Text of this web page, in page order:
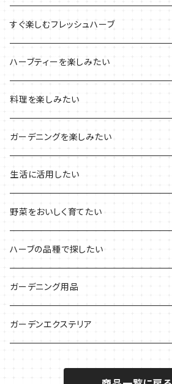
ブリキプランターの栽培キット
木製プランターの栽培キット
プラ製プランターの栽培キット
その他のプランターの栽培キット
おすすめの寄せ植え
2022年のお正月
2022年の母の日
2021年の敬老の日
2021年のハロウィン
2021年のクリスマス
すぐ楽しむフレッシュハーブ
ハーブミックス
ハーブブーケ
フレッシュハーブ
ハーブティーを楽しみたい
ハーブティーの定番ハーブ
リラックスしたい時に
シャキッとしたい時に
デトックスに
気分で香りを楽しみたい
料理を楽しみたい
料理の定番ハーブ
イタリア料理に
魚料理に
BBQ・肉料理に
サラダに使いたい
秋植えで料理に
ガーデニングを楽しみたい
花を楽しみたい
カラーリーフ
ハーブガーデンづくりに
夏のハーブガーデンに
生活に活用したい
パーティーハーブ
インスタ映えハーブ
虫よけに使いたい
ハーブバスに
野菜をおいしく育てたい
トマトのコンパニオン
ジャガイモのコンパニオン
葉物野菜のコンパニオン
ハーブの品種で探したい
ミント・ハーブ苗
バジル・ハーブ苗
ガーデニング用品
その他
ガーデンエクステリア